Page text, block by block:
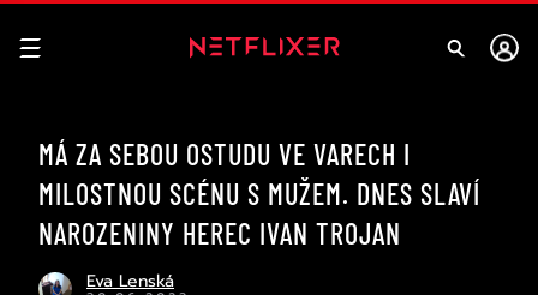
MÁ ZA SEBOU OSTUDU VE VARECH I
MILOSTNOU SCÉNU S MUŽEM. DNES SLAVÍ
NAROZENINY HEREC IVAN TROJAN
Eva Lenská